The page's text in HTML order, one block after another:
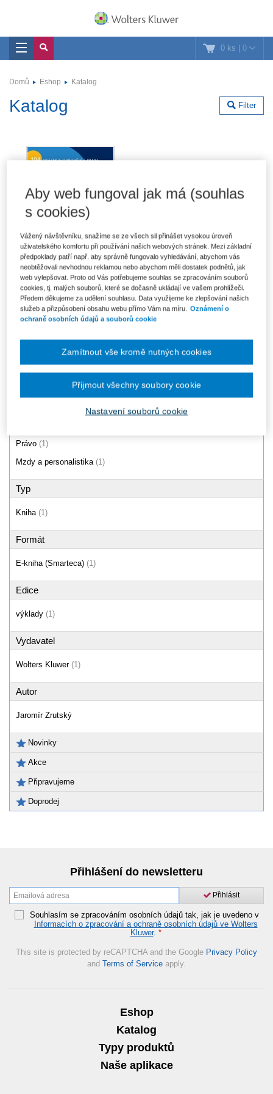
0 ks | 0
Domů Eshop Katalog
Filter
Katalog
Pracuje, pracuješ, pracujeme...
267 Kč
Právo (1)
Mzdy a personalistika (1)
Typ
Kniha (1)
Formát
E-kniha (Smarteca) (1)
Edice
výklady (1)
Vydavatel
Wolters Kluwer (1)
Autor
Jaromír Zrutský
Novinky
Akce
Připravujeme
Doprodej
Přihlášení do newsletteru
Přihlásit
Souhlasím se zpracováním osobních údajů tak, jak je uvedeno v
Informacích o zpracování a ochraně osobních údajů ve Wolters
Kluwer. *
This site is protected by reCAPTCHA and the Google Privacy Policy
and Terms of Service apply.
Eshop
Katalog
Typy produktů
Naše aplikace
Aby web fungoval jak má (souhlas
s cookies)
Vážený návštěvníku, snažíme se ze všech sil přinášet vysokou úroveň
uživatelského komfortu při používání našich webových stránek. Mezi základní
předpoklady patří např. aby správně fungovalo vyhledávání, abychom vás
neobtěžovali nevhodnou reklamou nebo abychom měli dostatek podnětů, jak
web vylepšovat. Proto od Vás potřebujeme souhlas se zpracováním souborů
cookies, tj. malých souborů, které se dočasně ukládají ve vašem prohlížeči.
Předem děkujeme za udělení souhlasu. Data využijeme ke zlepšování našich
služeb a přizpůsobení obsahu webu přímo Vám na míru.
Oznámení o
ochraně osobních údajů a souborů cookie
Nastavení souborů cookie
Zamítnout vše kromě nutných cookies
Přijmout všechny soubory cookie